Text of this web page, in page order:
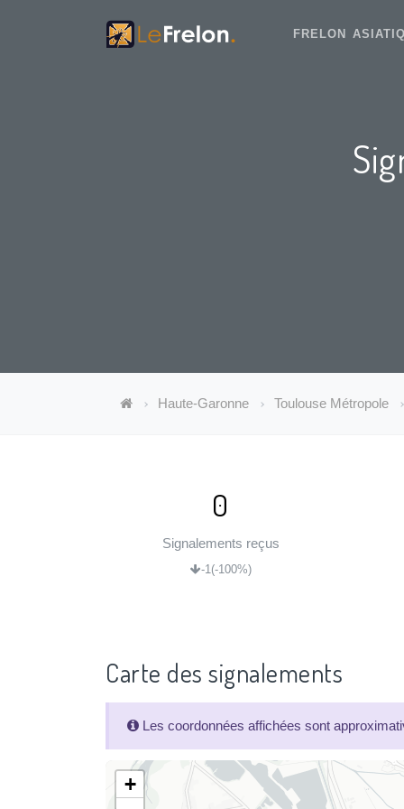
FRELON
Haute-Garonne Toulouse Métropole
0
Signalements reçus
-1(-100%)
Carte des signalements
Les coordonnées affichées sont
+